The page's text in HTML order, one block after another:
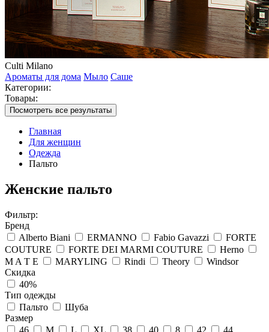
Culti Milano
Ароматы для дома Мыло Саше
Категории:
Товары:
Посмотреть все результаты
Главная
Для женщин
Одежда
Пальто
Женские пальто
Фильтр:
Бренд
Alberto Biani
ERMANNO Fabio Gavazzi
FORTE
COUTURE
FORTE DEI MARMI COUTURE
Herno
M A T E
MARYLING Rindi Theory
Windsor
Скидка
40%
Тип одежды
Пальто
Шуба
Размер
46
M L XL 38 40 8 42
44